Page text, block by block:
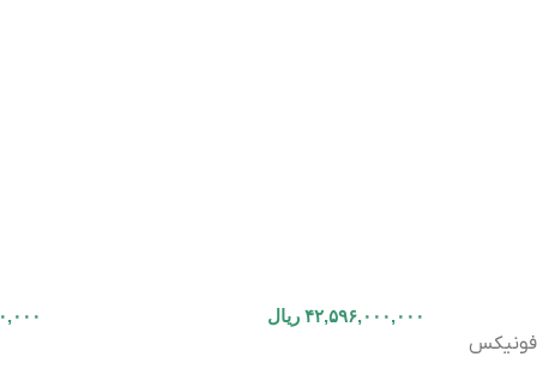
۴۲,۵۹۶,۰۰۰,۰۰۰ ریال
فونیکس